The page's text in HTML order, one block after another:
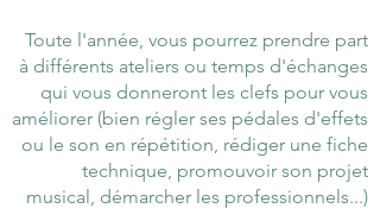
Toute l'année, vous pourrez prendre part
à différents ateliers ou temps d'échanges
qui vous donneront les clefs pour vous
améliorer (bien régler ses pédales d'effets
ou le son en répétition, rédiger une fiche
technique, promouvoir son projet
musical, démarcher les professionnels...)